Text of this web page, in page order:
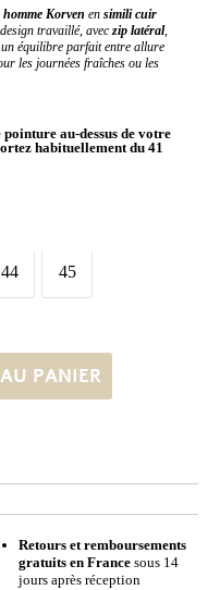
homme Korven en simili cuir
travaillé, aveczip latéral,
un équilibre parfait entre allure
les journées fraîches ou les
au-dessus de votre
habituellement du 41
44
44 45
45
PANIER
Retours et remboursements
gratuits en France sous 14
jours après réception